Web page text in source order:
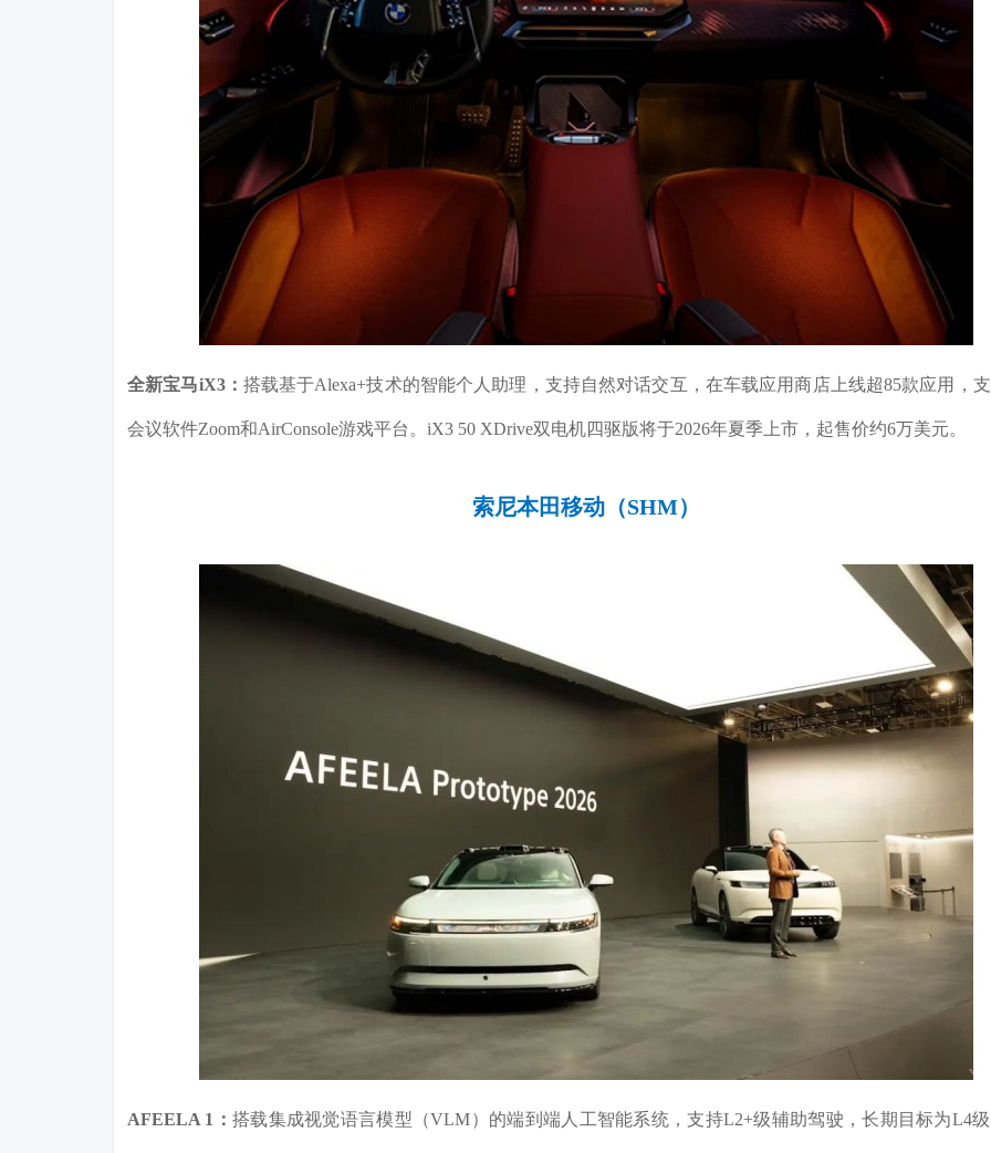
全新宝马iX3： 搭载基于Alexa+技术的智能个人助理，支持自然对话交互，在车载应用商店上线超85款应用，
会议软件Zoom和AirConsole游戏平台。iX3 50 XDrive双电机四驱版将于2026年夏季上市，起售价约6万美元。
索尼本田移动（SHM）
AFEELA 1： 搭载集成视觉语言模型（VLM）的端到端人工智能系统，支持L2+级辅助驾驶，长期目标为L4